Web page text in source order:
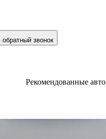
обратный звонок
Рекомендованные авто